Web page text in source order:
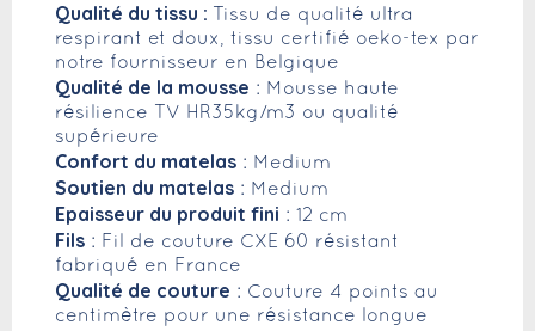
Qualité du tissu :
Tissu de qualité ultra
respirant et doux, tissu certifié oeko-tex par
notre fournisseur en Belgique
Qualité de la mousse : Mousse haute
résilience TV HR35kg/m3 ou qualité
supérieure
Confort du matelas : Medium
Soutien du matelas : Medium
Epaisseur du produit fini : 12 cm
Fils : Fil de couture CXE 60 résistant
fabriqué en France
Qualité de couture : Couture 4 points au
centimètre pour une résistance longue